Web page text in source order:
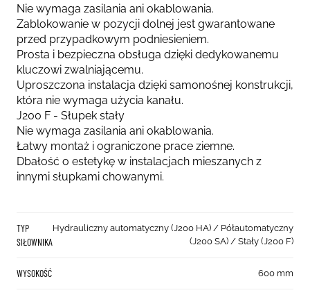
Nie wymaga zasilania ani okablowania.
Zablokowanie w pozycji dolnej jest gwarantowane
przed przypadkowym podniesieniem.
Prosta i bezpieczna obsługa dzięki dedykowanemu
kluczowi zwalniającemu.
Uproszczona instalacja dzięki samonośnej konstrukcji,
która nie wymaga użycia kanału.
J200 F - Słupek stały
Nie wymaga zasilania ani okablowania.
Łatwy montaż i ograniczone prace ziemne.
Dbałość o estetykę w instalacjach mieszanych z
innymi słupkami chowanymi.
TYP
SIŁOWNIKA
Hydrauliczny automatyczny (J200 HA) / Półautomatyczny
(J200 SA) / Stały (J200 F)
WYSOKOŚĆ 600 mm